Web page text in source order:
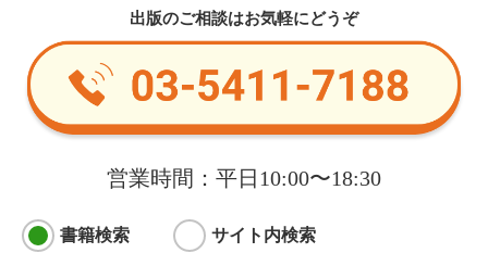
出版のご相談はお気軽にどうぞ
営業時間：平日10:00〜18:30
書籍検索 サイト内検索